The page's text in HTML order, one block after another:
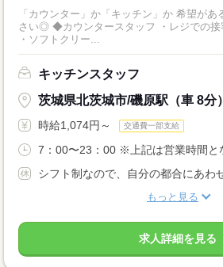
「カウンター」か「キッチン」か 希望が
さい◎ ◆カウンタースタッフ ・レジでの接客、注文 ・ドリンク作り
・ソフトクリー...
キッチンスタッフ
茨城県北茨城市/磯原駅（車 8分）
時給1,074円～ 交通費一部支給
7：00〜23：00 ※上記は営業時間と
シフト制なので、自分の都合にあわ
もっと見る
求人詳細を見る